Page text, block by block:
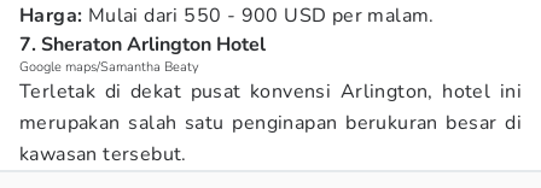
Harga: Mulai dari 550 - 900 USD per malam.
7. Sheraton Arlington Hotel
Google maps/Samantha Beaty
Terletak di dekat pusat konvensi Arlington, hotel ini
merupakan salah satu penginapan berukuran besar di
kawasan tersebut.